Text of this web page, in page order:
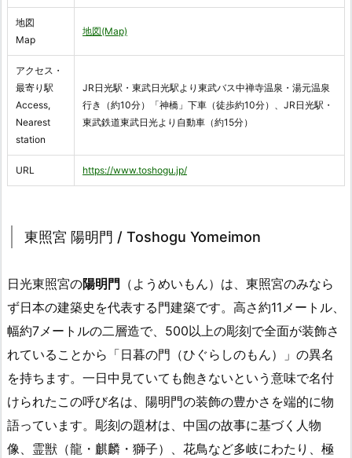
地図
Map
地図(Map)
アクセス・
最寄り駅
Access,
Nearest
station
JR日光駅・東武日光駅より東武バス中禅寺温泉・湯元温泉
行き（約10分）「神橋」下車（徒歩約10分）、JR日光駅・
東武鉄道東武日光より自動車（約15分）
URL https://www.toshogu.jp/
東照宮 陽明門 / Toshogu Yomeimon
日光東照宮の陽明門 （ようめいもん）は、東照宮のみなら
ず日本の建築史を代表する門建築です。高さ約11メートル、
幅約7メートルの二層造で、500以上の彫刻で全面が装飾さ
れていることから「日暮の門（ひぐらしのもん）」の異名
を持ちます。一日中見ていても飽きないという意味で名付
けられたこの呼び名は、陽明門の装飾の豊かさを端的に物
語っています。彫刻の題材は、中国の故事に基づく人物
像、霊獣（龍・麒麟・獅子）、花鳥など多岐にわたり、極